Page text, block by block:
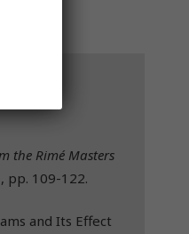
the Rimé Masters
pp. 109-122.
and Its Effect